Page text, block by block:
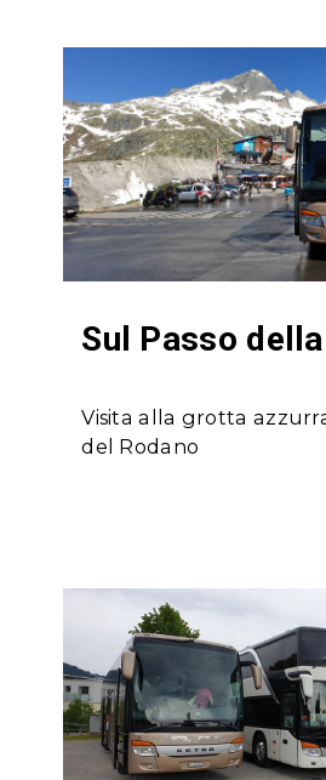
Sul Passo
Visita alla grotta
del Rodano